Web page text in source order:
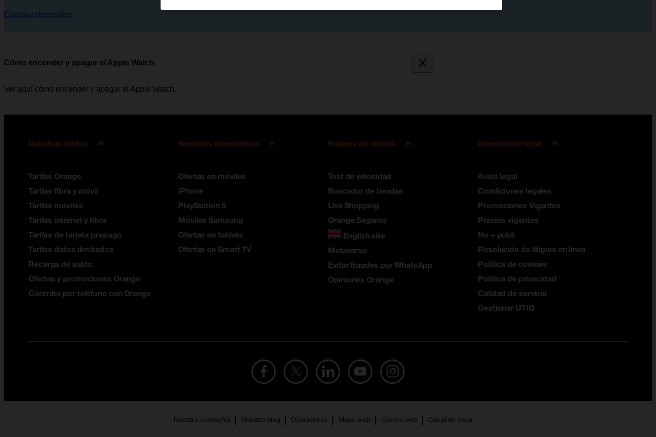
Cambiar dispositivo
Cómo encender y apagar el Apple Watch
Ver aquí cómo encender y apagar el Apple Watch.
Nuestras tarifas
Tarifas Orange
Tarifas fibra y móvil
Tarifas móviles
Tarifas internet y fibra
Tarifas de tarjeta prepago
Tarifas datos ilimitados
Recarga de saldo
Ofertas y promociones Orange
Contrata por teléfono con Orange
Nuestros dispositivos
Ofertas en móviles
iPhone
PlayStation 5
Móviles Samsung
Ofertas en tablets
Ofertas en Smart TV
Enlaces de interés
Test de velocidad
Buscador de tiendas
Live Shopping
Orange Seguros
English site
Metaverso
Evitar fraudes por WhatsApp
Opiniones Orange
Información legal
Aviso legal
Condiciones legales
Promociones Vigentes
Precios vigentes
No + publi
Resolución de litigios en línea
Política de cookies
Política de privacidad
Calidad de servicio
Gestionar UTIQ
Nuestra compañía Nuestro blog Operadores Mapa web Correo web Canal de ética